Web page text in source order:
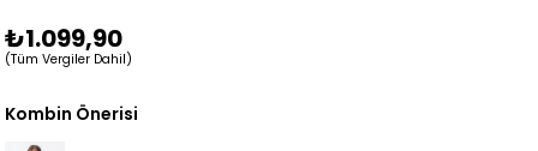
₺1.099,90
(Tüm Vergiler Dahil)
Kombin Önerisi